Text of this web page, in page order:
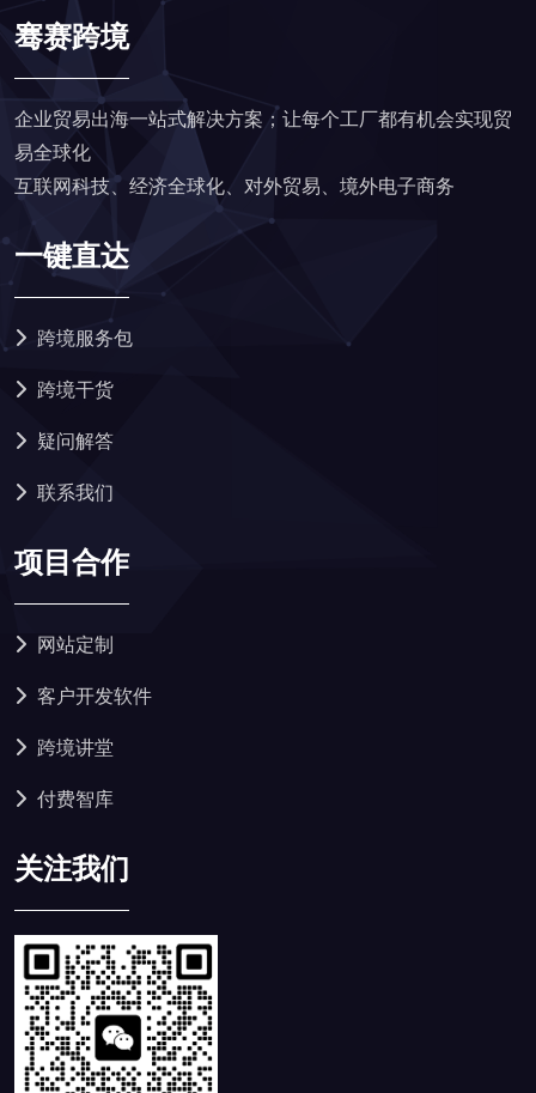
骞赛跨境
企业贸易出海一站式解决方案；让每个工厂都有机会实现贸
易全球化
互联网科技、经济全球化、对外贸易、境外电子商务
一键直达
跨境服务包
跨境干货
疑问解答
联系我们
项目合作
网站定制
客户开发软件
跨境讲堂
付费智库
关注我们